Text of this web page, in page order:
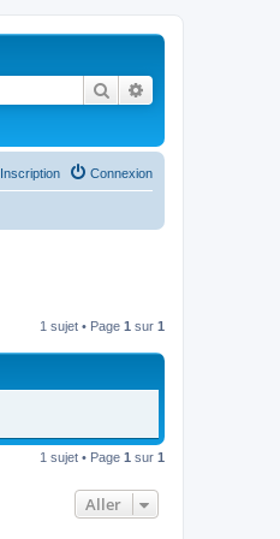
Rechercher
Connexion
Inscription
1 sujet • Page 1 sur 1
1 sujet • Page 1 sur 1
Aller